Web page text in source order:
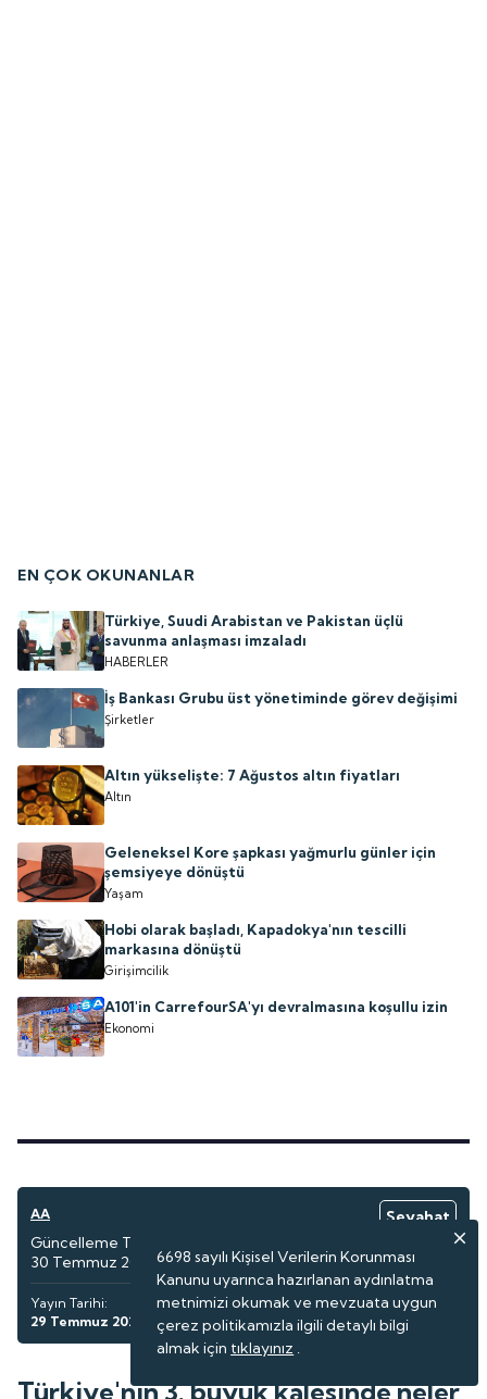
EN ÇOK OKUNANLAR
Türkiye, Suudi Arabistan ve Pakistan üçlü
savunma anlaşması imzaladı
HABERLER
İş Bankası Grubu üst yönetiminde görev değişimi
Şirketler
Altın yükselişte: 7 Ağustos altın fiyatları
Altın
Geleneksel Kore şapkası yağmurlu günler için
şemsiyeye dönüştü
Yaşam
Hobi olarak başladı, Kapadokya'nın tescilli
markasına dönüştü
Girişimcilik
A101'in CarrefourSA'yı devralmasına koşullu izin
Ekonomi
AA
Seyahat
Güncelleme Tarihi:
30 Temmuz 2026 07:01
Yayın Tarihi:
29 Temmuz 2026 17:24
Türkiye'nin 3. büyük kalesinde neler
6698 sayılı Kişisel Verilerin Korunması
Kanunu uyarınca hazırlanan aydınlatma
metnimizi okumak ve mevzuata uygun
çerez politikamızla ilgili detaylı bilgi
almak için tıklayınız .